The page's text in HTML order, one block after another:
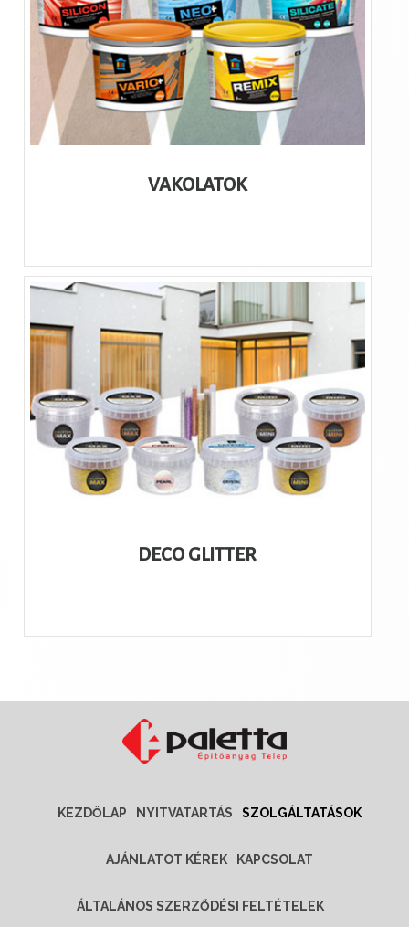
VAKOLATOK
DECO GLITTER
KEZDŐLAP NYITVATARTÁS SZOLGÁLTATÁSOK
AJÁNLATOT KÉREK KAPCSOLAT
ÁLTALÁNOS SZERZŐDÉSI FELTÉTELEK